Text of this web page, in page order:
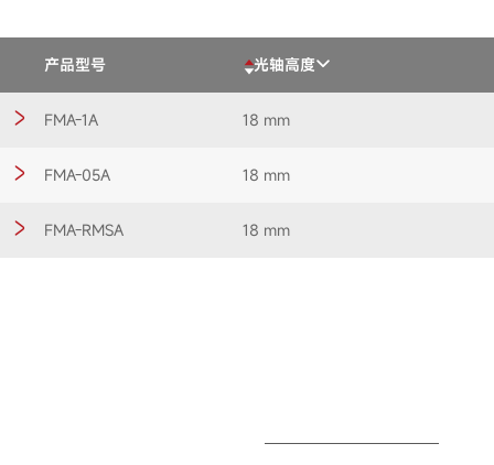
产品型号 光轴高度
FMA-1A 18 mm
FMA-05A 18 mm
FMA-RMSA 18 mm